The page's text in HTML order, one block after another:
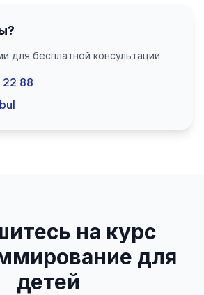
для бесплатной консультации
88
на курс
для
детей